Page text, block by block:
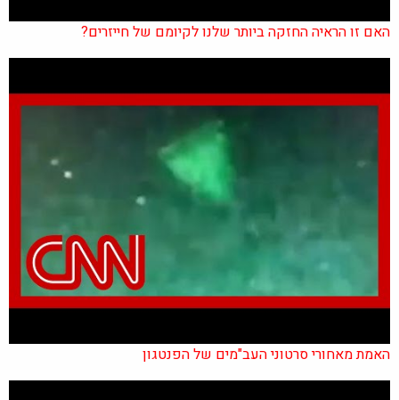
האם זו הראיה החזקה ביותר שלנו לקיומם של חייזרים?
האמת מאחורי סרטוני העב"מים של הפנטגון